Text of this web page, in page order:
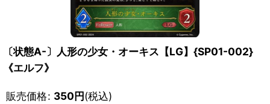
〔状態A-〕人形の少女・オーキス【LG】{SP01-002}
《エルフ》
販売価格: 350円(税込)